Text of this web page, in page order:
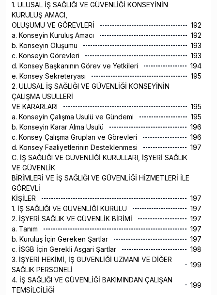
1. ULUSAL İŞ SAĞLIĞI VE GÜVENLİĞİ KONSEYİNİN
KURULUŞ AMACI,
OLUŞUMU VE GÖREVLERİ
192
a. Konseyin Kuruluş Amacı
192
b. Konseyin Oluşumu
193
c. Konseyin Görevleri
193
d. Konsey Başkanının Görev ve Yetkileri
194
e. Konsey Sekreteryası
195
2. ULUSAL İŞ SAĞLIĞI VE GÜVENLİĞİ KONSEYİNİN
ÇALIŞMA USULLERİ
VE KARARLARI
195
a. Konseyin Çalışma Usulü ve Gündemi
195
b. Konseyin Karar Alma Usulü
196
c. Konsey Çalışma Grupları ve Görevleri
196
d. Konsey Faaliyetlerinin Desteklenmesi
197
C. İŞ SAĞLIĞI VE GÜVENLİĞİ KURULLARI, İŞYERİ SAĞLIK
VE GÜVENLİK
BİRİMLERİ VE İŞ SAĞLIĞI VE GÜVENLİĞİ HİZMETLERİ İLE
GÖREVLİ
KİŞİLER
197
1. İŞ SAĞLIĞI VE GÜVENLİĞİ KURULU
197
2. İŞYERİ SAĞLIK VE GÜVENLİK BİRİMİ
197
a. Tanım
197
b. Kuruluş İçin Gereken Şartlar
197
c. İSGB İçin Gerekli Asgari Şartlar
198
3. İŞYERİ HEKİMİ, İŞ GÜVENLİĞİ UZMANI VE DİĞER
SAĞLIK PERSONELİ
199
4. İŞ SAĞLIĞI VE GÜVENLİĞİ BAKIMINDAN ÇALIŞAN
TEMSİLCİLİĞİ
199